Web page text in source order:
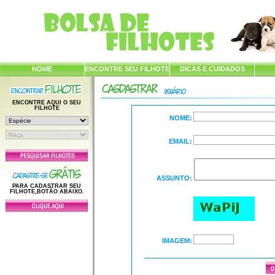
HOME ENCONTRE SEU FILHOTE DICAS E CUIDADOS
ENCONTRE AQUI O SEU
FILHOTE
PARA CADASTRAR SEU
FILHOTE,BOTÃO ABAIXO.
NOME:
EMAIL:
ASSUNTO:
IMAGEM: